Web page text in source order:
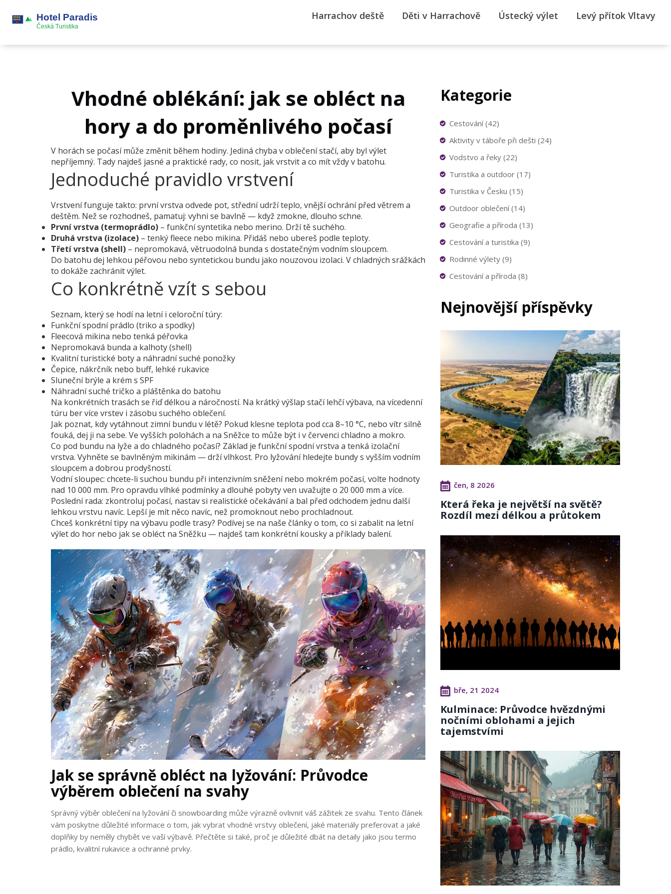
Harrachov deště Děti v Harrachově Ústecký výlet Levý přítok Vltavy
Vhodné oblékání: jak se obléct na
hory a do proměnlivého počasí
V horách se počasí může změnit během hodiny. Jediná chyba v oblečení stačí, aby byl výlet
nepříjemný. Tady najdeš jasné a praktické rady, co nosit, jak vrstvit a co mít vždy v batohu.
Jednoduché pravidlo vrstvení
Vrstvení funguje takto: první vrstva odvede pot, střední udrží teplo, vnější ochrání před větrem a
deštěm. Než se rozhodneš, pamatuj: vyhni se bavlně — když zmokne, dlouho schne.
První vrstva (termoprádlo) – funkční syntetika nebo merino. Drží tě suchého.
Druhá vrstva (izolace) – tenký fleece nebo mikina. Přidáš nebo ubereš podle teploty.
Třetí vrstva (shell) – nepromokavá, větruodolná bunda s dostatečným vodním sloupcem.
Do batohu dej lehkou péřovou nebo syntetickou bundu jako nouzovou izolaci. V chladných srážkách
to dokáže zachránit výlet.
Co konkrétně vzít s sebou
Seznam, který se hodí na letní i celoroční túry:
Funkční spodní prádlo (triko a spodky)
Fleecová mikina nebo tenká péřovka
Nepromokavá bunda a kalhoty (shell)
Kvalitní turistické boty a náhradní suché ponožky
Čepice, nákrčník nebo buff, lehké rukavice
Sluneční brýle a krém s SPF
Náhradní suché tričko a pláštěnka do batohu
Na konkrétních trasách se řiď délkou a náročností. Na krátký výšlap stačí lehčí výbava, na vícedenní
túru ber více vrstev i zásobu suchého oblečení.
Jak poznat, kdy vytáhnout zimní bundu v létě? Pokud klesne teplota pod cca 8–10 °C, nebo vítr silně
fouká, dej ji na sebe. Ve vyšších polohách a na Sněžce to může být i v červenci chladno a mokro.
Co pod bundu na lyže a do chladného počasí? Základ je funkční spodní vrstva a tenká izolační
vrstva. Vyhněte se bavlněným mikinám — drží vlhkost. Pro lyžování hledejte bundy s vyšším vodním
sloupcem a dobrou prodyšností.
Vodní sloupec: chcete-li suchou bundu při intenzivním sněžení nebo mokrém počasí, volte hodnoty
nad 10 000 mm. Pro opravdu vlhké podmínky a dlouhé pobyty ven uvažujte o 20 000 mm a více.
Poslední rada: zkontroluj počasí, nastav si realistické očekávání a bal před odchodem jednu další
lehkou vrstvu navíc. Lepší je mít něco navíc, než promoknout nebo prochladnout.
Chceš konkrétní tipy na výbavu podle trasy? Podívej se na naše články o tom, co si zabalit na letní
výlet do hor nebo jak se obléct na Sněžku — najdeš tam konkrétní kousky a příklady balení.
Jak se správně obléct na lyžování: Průvodce
výběrem oblečení na svahy
Správný výběr oblečení na lyžování či snowboarding může výrazně ovlivnit váš zážitek ze svahu. Tento článek
vám poskytne důležité informace o tom, jak vybrat vhodné vrstvy oblečení, jaké materiály preferovat a jaké
doplňky by neměly chybět ve vaší výbavě. Přečtěte si také, proč je důležité dbát na detaily jako jsou termo
prádlo, kvalitní rukavice a ochranné prvky.
Kategorie
Cestování(42)
Aktivity v táboře při dešti (24)
Vodstvo a řeky (22)
Turistika a outdoor (17)
Turistika v Česku (15)
Outdoor oblečení(14)
Geografie a příroda (13)
Cestování a turistika (9)
Rodinné výlety (9)
Cestování a příroda (8)
Nejnovější příspěvky
čen, 8 2026
Která řeka je největší na světě?
Rozdíl mezi délkou a průtokem
bře, 21 2024
Kulminace: Průvodce hvězdnými
nočními oblohami a jejich
tajemstvími